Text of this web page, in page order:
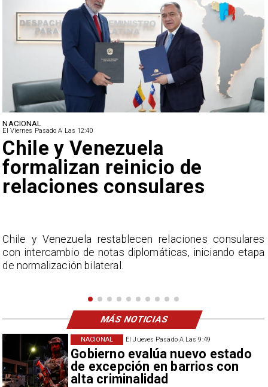
El Jueves Pasado A Las 9:49
Gobierno evalúa nuevo estado
de excepción en barrios con
alta criminalidad
NACIONAL
NACIONAL
El Viernes Pasado A Las 12:40
Feriantes rechazan dichos
de Camila Flores sobre
Fabiola Campillai
La Confederación Nacional de Ferias Libres (ASOF)
considera inaceptable que se refieran a Fabiola
Campillai como 'señora de feria', expresión utilizada
MÁS NOTICIAS